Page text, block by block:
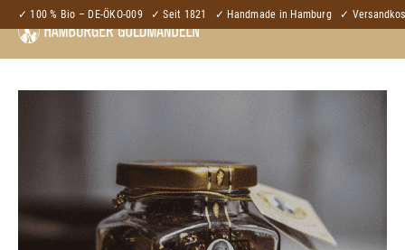
✓ 100 % Bio – DE-ÖKO-009 ✓ Seit 1821 ✓ Handmade in Hamburg ✓